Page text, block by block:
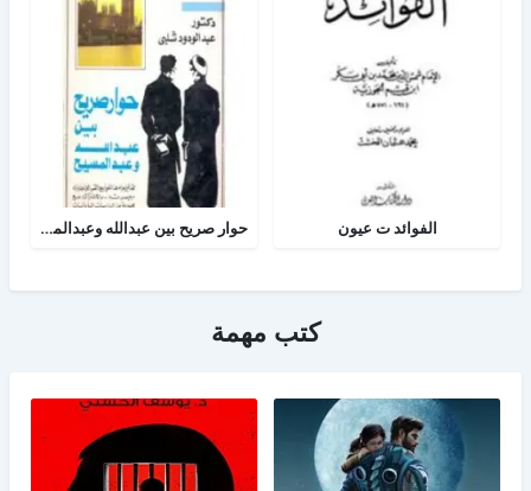
الفوائد ت عيون حوار صريح بين عبدالله وعبدالمسيح
كتب مهمة